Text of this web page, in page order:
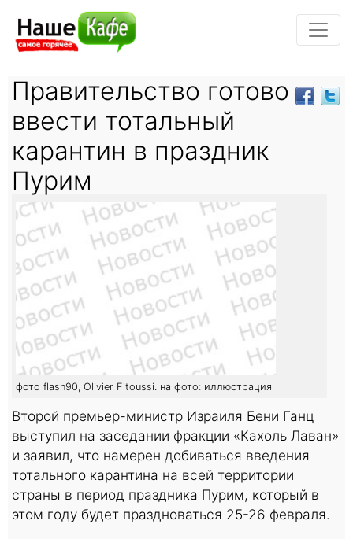
Правительство готово
ввести тотальный
карантин в праздник
Пурим
фото flash90, Olivier Fitoussi. на фото: иллюстрация
Второй премьер-министр Израиля Бени Ганц
выступил на заседании фракции «Кахоль Лаван»
и заявил, что намерен добиваться введения
тотального карантина на всей территории
страны в период праздника Пурим, который в
этом году будет праздноваться 25-26 февраля.